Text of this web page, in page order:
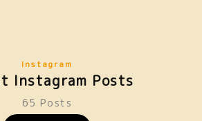
Instagram
Instagram Posts
65 Posts